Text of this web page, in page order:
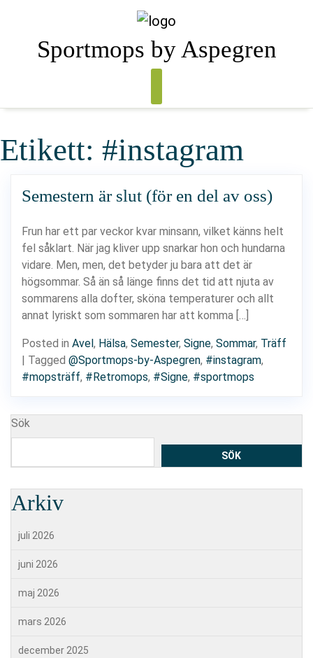
contentSportmops by Aspegren
Etikett: #instagram
Semestern är slut (för en del av oss)
Frun har ett par veckor kvar minsann, vilket känns helt
fel såklart. När jag kliver upp snarkar hon och hundarna
vidare. Men, men, det betyder ju bara att det är
högsommar. Så än så länge finns det tid att njuta av
sommarens alla dofter, sköna temperaturer och allt
annat lyriskt som sommaren har att komma […]
Posted in Avel, Hälsa, Semester, Signe, Sommar, Träff
| Tagged @Sportmops-by-Aspegren, #instagram,
#mopsträff, #Retromops, #Signe, #sportmops
Sök
SÖK
Arkiv
juli 2026
juni 2026
maj 2026
mars 2026
december 2025